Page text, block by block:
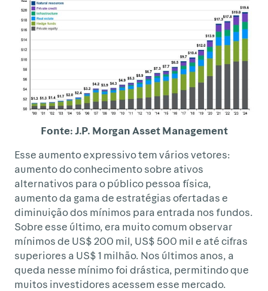
Fonte: J.P. Morgan Asset Management
Esse aumento expressivo tem vários vetores:
aumento do conhecimento sobre ativos
alternativos para o público pessoa física,
aumento da gama de estratégias ofertadas e
diminuição dos mínimos para entrada nos fundos.
Sobre esse último, era muito comum observar
mínimos de US$ 200 mil, US$ 500 mil e até cifras
superiores a US$ 1 milhão. Nos últimos anos, a
queda nesse mínimo foi drástica, permitindo que
muitos investidores acessem esse mercado.